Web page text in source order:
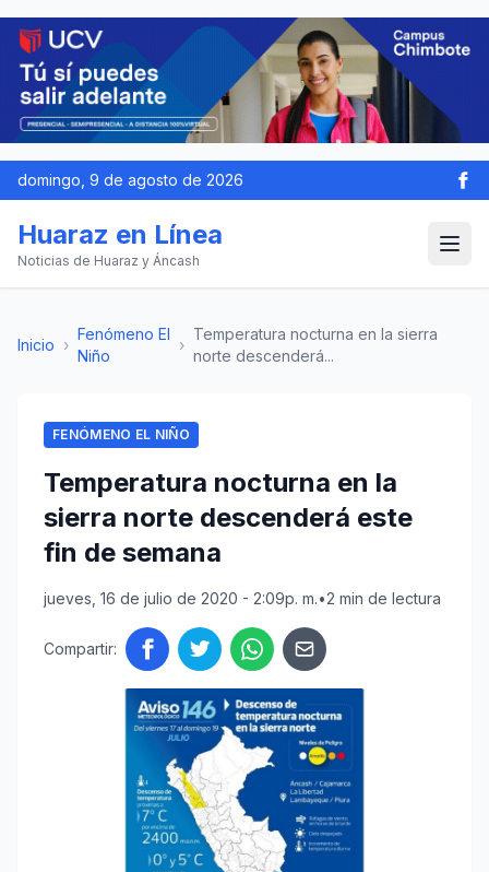
domingo, 9 de agosto de 2026
Huaraz en Línea
Noticias de Huaraz y Áncash
Inicio ›
Fenómeno El
Niño
›
Temperatura nocturna en la sierra
norte descenderá...
FENÓMENO EL NIÑO
Temperatura nocturna en la
sierra norte descenderá este
fin de semana
jueves, 16 de julio de 2020 - 2:09p. m.•2 min de lectura
Compartir: